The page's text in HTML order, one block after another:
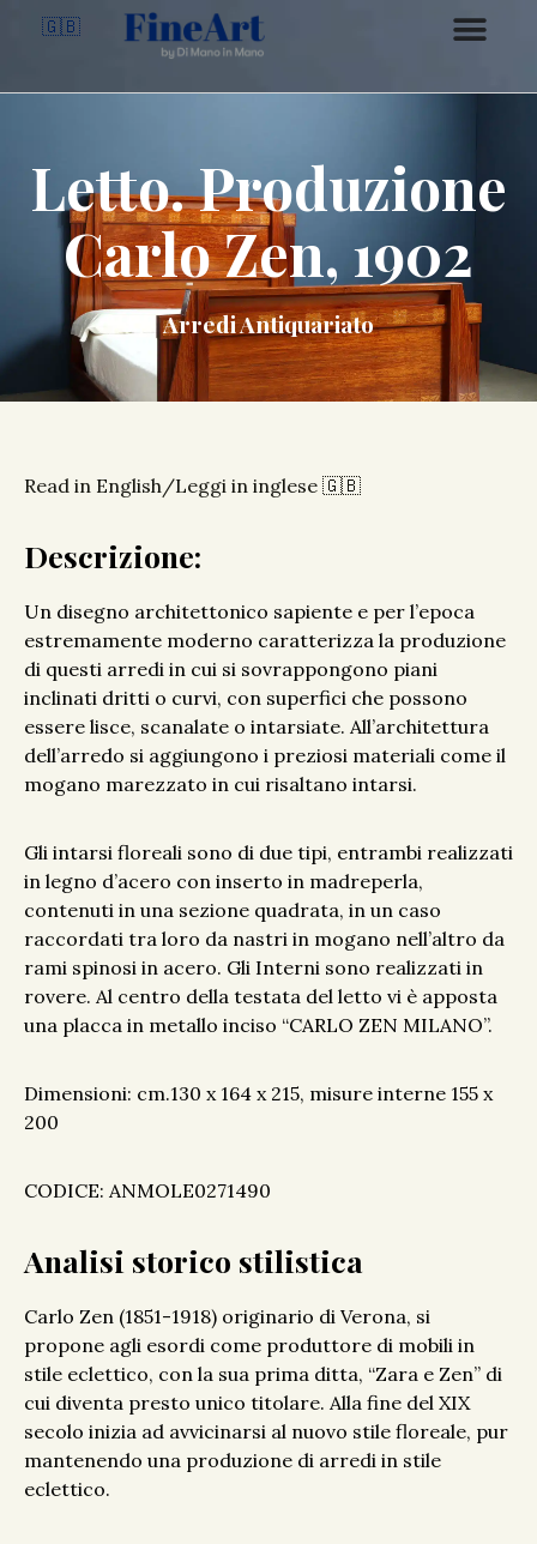
🇬🇧
Letto. Produzione
Carlo Zen, 1902
Arredi Antiquariato
Read in English/Leggi in inglese 🇬🇧
Descrizione:
Un disegno architettonico sapiente e per l’epoca
estremamente moderno caratterizza la produzione
di questi arredi in cui si sovrappongono piani
inclinati dritti o curvi, con superfici che possono
essere lisce, scanalate o intarsiate. All’architettura
dell’arredo si aggiungono i preziosi materiali come il
mogano marezzato in cui risaltano intarsi.
Gli intarsi floreali sono di due tipi, entrambi realizzati
in legno d’acero con inserto in madreperla,
contenuti in una sezione quadrata, in un caso
raccordati tra loro da nastri in mogano nell’altro da
rami spinosi in acero. Gli Interni sono realizzati in
rovere. Al centro della testata del letto vi è apposta
una placca in metallo inciso “CARLO ZEN MILANO”.
Dimensioni: cm.130 x 164 x 215, misure interne 155 x
200
CODICE: ANMOLE0271490
Analisi storico stilistica
Carlo Zen (1851-1918) originario di Verona, si
propone agli esordi come produttore di mobili in
stile eclettico, con la sua prima ditta, “Zara e Zen” di
cui diventa presto unico titolare. Alla fine del XIX
secolo inizia ad avvicinarsi al nuovo stile floreale, pur
mantenendo una produzione di arredi in stile
eclettico.